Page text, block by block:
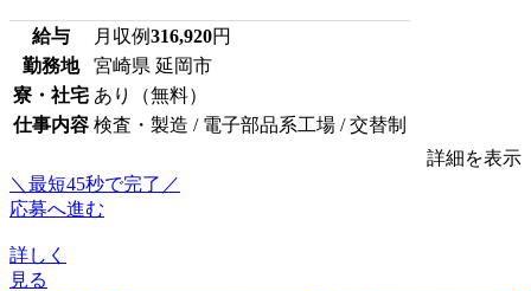
給与 月収例316,920円
勤務地
宮崎県 延岡市
寮・社宅 あり（無料）
仕事内容 検査・製造 / 電子部品系工場 / 交替制
詳細を表示
＼最短45秒で完了／
応募へ進む
詳しく
見る